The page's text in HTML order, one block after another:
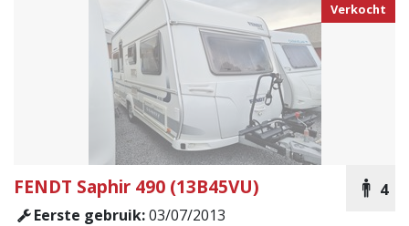
Verkocht
4
FENDT Saphir 490 (13B45VU)
Eerste gebruik:03/07/2013